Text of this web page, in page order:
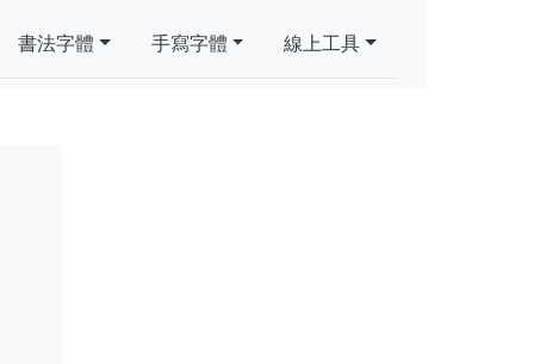
書法字體 手寫字體 線上工具